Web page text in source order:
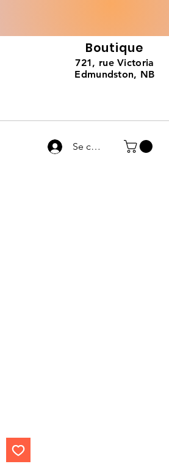
Boutique
721, rue Victoria
Edmundston, NB
Se connecter